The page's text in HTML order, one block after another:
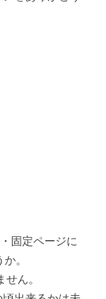
固定ページに
。
ん。